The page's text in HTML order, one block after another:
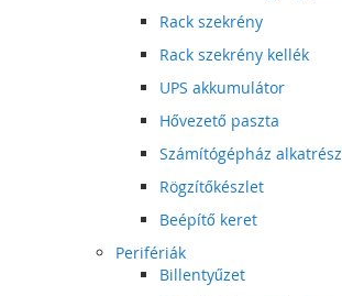
Rack szekrény
Rack szekrény kellék
UPS akkumulátor
Hővezető paszta
Számítógépház alkatrész
Rögzítőkészlet
Beépítő keret
Perifériák
Billentyűzet